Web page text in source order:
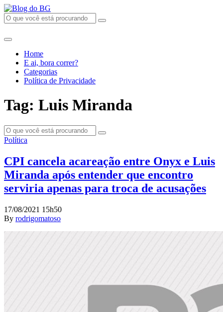
Home
E ai, bora correr?
Categorias
Política de Privacidade
Tag: Luis Miranda
Política
CPI cancela acareação entre Onyx e Luis
Miranda após entender que encontro
serviria apenas para troca de acusações
17/08/2021 15h50
By rodrigomatoso